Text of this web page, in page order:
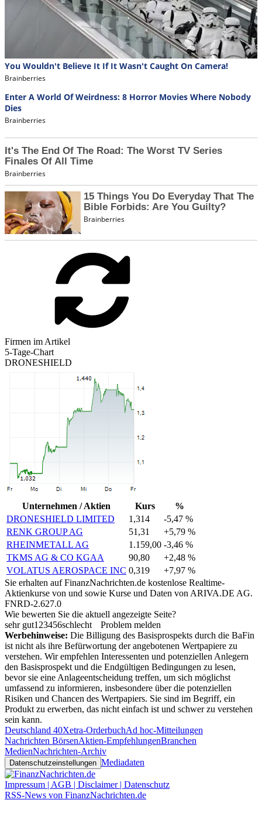
Firmen im Artikel
5-Tage-Chart
DRONESHIELD
Unternehmen / Aktien Kurs
%
DRONESHIELD LIMITED
1,314
-5,47 %
RENK GROUP AG
51,31
+5,79 %
RHEINMETALL AG
1.159,00 -3,46 %
TKMS AG & CO KGAA
90,80
+2,48 %
VOLATUS AEROSPACE INC 0,319
+7,97 %
Sie erhalten auf FinanzNachrichten.de kostenlose Realtime-
Aktienkurse von und sowie Kurse und Daten von ARIVA.DE AG.
FNRD-2.627.0
Wie bewerten Sie die aktuell angezeigte Seite?
sehr gut1 23456schlecht
Problem melden
Werbehinweise: Die Billigung des Basisprospekts durch die BaFin
ist nicht als ihre Befürwortung der angebotenen Wertpapiere zu
verstehen. Wir empfehlen Interessenten und potenziellen Anlegern
den Basisprospekt und die Endgültigen Bedingungen zu lesen,
bevor sie eine Anlageentscheidung treffen, um sich möglichst
umfassend zu informieren, insbesondere über die potenziellen
Risiken und Chancen des Wertpapiers. Sie sind im Begriff, ein
Produkt zu erwerben, das nicht einfach ist und schwer zu verstehen
sein kann.
Deutschland 40Xetra-OrderbuchAd hoc-Mitteilungen
Nachrichten BörsenAktien-EmpfehlungenBranchen
MedienNachrichten-Archiv
Datenschutzeinstellungen Mediadaten
Impressum | AGB | Disclaimer | Datenschutz
RSS-News von FinanzNachrichten.de